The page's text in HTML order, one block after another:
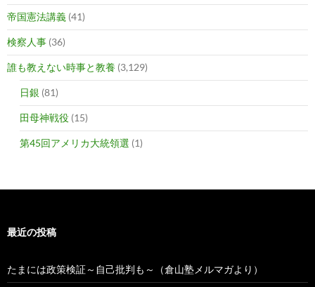
帝国憲法講義 (41)
検察人事 (36)
誰も教えない時事と教養 (3,129)
日銀 (81)
田母神戦役 (15)
第45回アメリカ大統領選 (1)
最近の投稿
たまには政策検証～自己批判も～（倉山塾メルマガより）